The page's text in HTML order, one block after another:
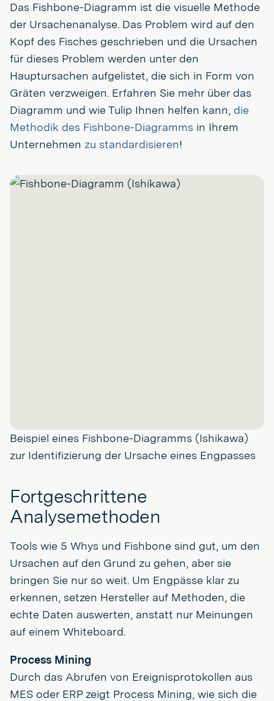
Das Fishbone-Diagramm ist die visuelle Methode
der Ursachenanalyse. Das Problem wird auf den
Kopf des Fisches geschrieben und die Ursachen
für dieses Problem werden unter den
Hauptursachen aufgelistet, die sich in Form von
Gräten verzweigen. Erfahren Sie mehr über das
Diagramm und wie Tulip Ihnen helfen kann, die
Methodik des Fishbone-Diagramms in Ihrem
Unternehmen zu standardisieren!
Beispiel eines Fishbone-Diagramms (Ishikawa)
zur Identifizierung der Ursache eines Engpasses
Fortgeschrittene
Analysemethoden
Tools wie 5 Whys und Fishbone sind gut, um den
Ursachen auf den Grund zu gehen, aber sie
bringen Sie nur so weit. Um Engpässe klar zu
erkennen, setzen Hersteller auf Methoden, die
echte Daten auswerten, anstatt nur Meinungen
auf einem Whiteboard.
Process Mining
Durch das Abrufen von Ereignisprotokollen aus
MES oder ERP zeigt Process Mining, wie sich die